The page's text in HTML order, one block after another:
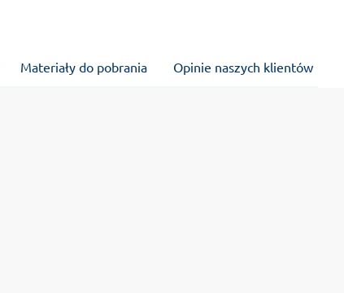
Materiały do pobrania Opinie naszych klientów